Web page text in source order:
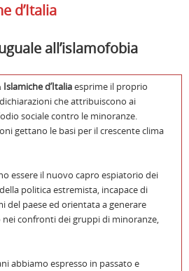
d’Italia
all’islamofobia
d’Italiaesprime il proprio
che attribuiscono ai
sociale contro le minoranze.
gettano le basi per il crescente clima
essere il nuovo capro espiatorio dei
politica estremista, incapace di
del paese ed orientata a generare
confronti dei gruppi di minoranze,
abbiamo espresso in passato e